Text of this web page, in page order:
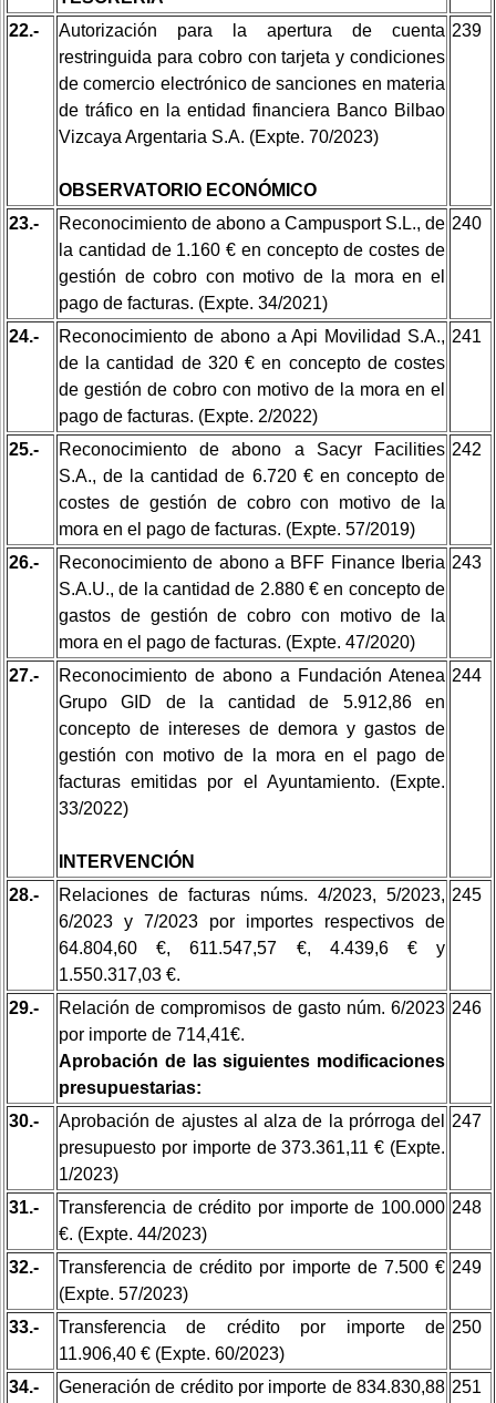
22.-
Autorización para la apertura de cuenta
restringuida para cobro con tarjeta y condiciones
de comercio electrónico de sanciones en materia
de tráfico en la entidad financiera Banco Bilbao
Vizcaya Argentaria S.A. (Expte. 70/2023)
OBSERVATORIO ECONÓMICO
239
23.-
Reconocimiento de abono a Campusport S.L., de
la cantidad de 1.160 € en concepto de costes de
gestión de cobro con motivo de la mora en el
pago de facturas. (Expte. 34/2021)
240
24.-
Reconocimiento de abono a Api Movilidad S.A.,
de la cantidad de 320 € en concepto de costes
de gestión de cobro con motivo de la mora en el
pago de facturas. (Expte. 2/2022)
241
25.-
Reconocimiento de abono a Sacyr Facilities
S.A., de la cantidad de 6.720 € en concepto de
costes de gestión de cobro con motivo de la
mora en el pago de facturas. (Expte. 57/2019)
242
26.-
Reconocimiento de abono a BFF Finance Iberia
S.A.U., de la cantidad de 2.880 € en concepto de
gastos de gestión de cobro con motivo de la
mora en el pago de facturas. (Expte. 47/2020)
243
27.-
Reconocimiento de abono a Fundación Atenea
Grupo GID de la cantidad de 5.912,86 en
concepto de intereses de demora y gastos de
gestión con motivo de la mora en el pago de
facturas emitidas por el Ayuntamiento. (Expte.
33/2022)
INTERVENCIÓN
244
28.-
Relaciones de facturas núms. 4/2023, 5/2023,
6/2023 y 7/2023 por importes respectivos de
64.804,60 €, 611.547,57 €, 4.439,6 € y
1.550.317,03 €.
245
29.-
Relación de compromisos de gasto núm. 6/2023
por importe de 714,41€.
Aprobación de las siguientes modificaciones
presupuestarias:
246
30.-
Aprobación de ajustes al alza de la prórroga del
presupuesto por importe de 373.361,11 € (Expte.
1/2023)
247
31.-
Transferencia de crédito por importe de 100.000
€. (Expte. 44/2023)
248
32.-
Transferencia de crédito por importe de 7.500 €
(Expte. 57/2023)
249
33.-
Transferencia de crédito por importe de
11.906,40 € (Expte. 60/2023)
250
34.- Generación de crédito por importe de 834.830,88 251